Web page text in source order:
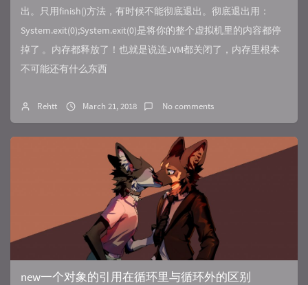
出。只用finish()方法，有时候不能彻底退出。彻底退出用：
System.exit(0);System.exit(0)是将你的整个虚拟机里的内容都停
掉了 。内存都释放了！也就是说连JVM都关闭了，内存里根本
不可能还有什么东西
Rehtt March 21, 2018 No comments
new一个对象的引用在循环里与循环外的区别